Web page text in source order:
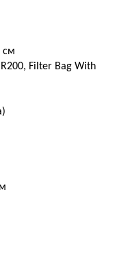
см
Filter Bag With